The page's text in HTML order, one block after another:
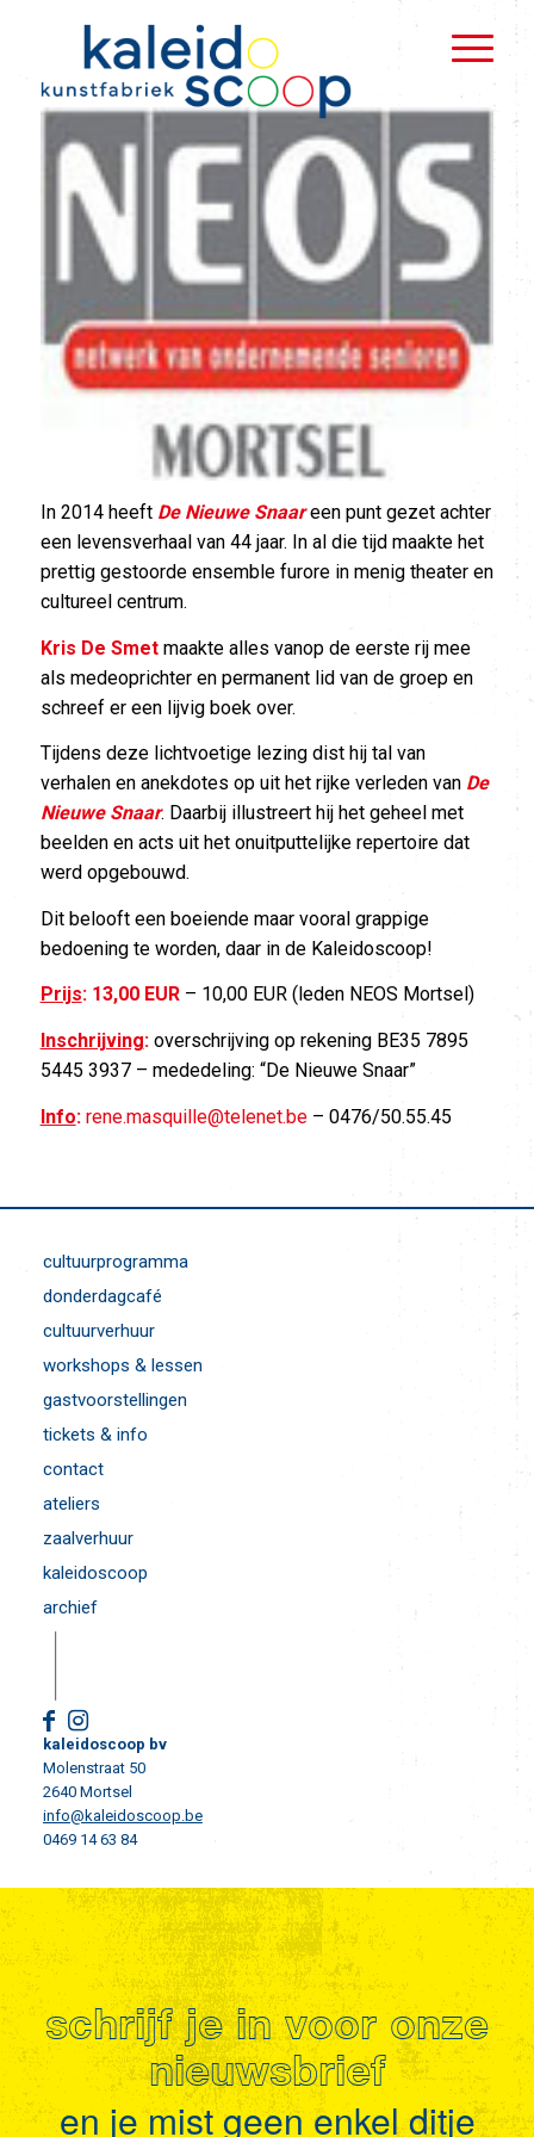
In 2014 heeft De Nieuwe Snaareen punt gezet achter
een levensverhaal van 44 jaar. In al die tijd maakte het
prettig gestoorde ensemble furore in menig theater en
cultureel centrum.
Kris De Smetmaakte alles vanop de eerste rij mee
als medeoprichter en permanent lid van de groep en
schreef er een lijvig boek over.
Tijdens deze lichtvoetige lezing dist hij tal van
verhalen en anekdotes op uit het rijke verleden van De
Nieuwe Snaar. Daarbij illustreert hij het geheel met
beelden en acts uit het onuitputtelijke repertoire dat
werd opgebouwd.
Dit belooft een boeiende maar vooral grappige
bedoening te worden, daar in de Kaleidoscoop!
Prijs: 13,00 EUR– 10,00 EUR (leden NEOS Mortsel)
Inschrijving:overschrijving op rekening BE35 7895
5445 3937 – mededeling: “De Nieuwe Snaar”
Info: rene.masquille@telenet.be– 0476/50.55.45
cultuurprogramma
donderdagcafé
cultuurverhuur
workshops & lessen
gastvoorstellingen
tickets & info
contact
ateliers
zaalverhuur
kaleidoscoop
archief
kaleidoscoop bv
Molenstraat 50
2640 Mortsel
info@kaleidoscoop.be
0469 14 63 84
schrijf je in voor onze
nieuwsbrief
en je mist geen enkel ditje